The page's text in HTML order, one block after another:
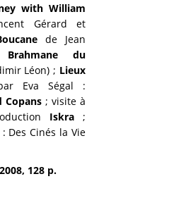
with William
Gérard et
de Jean
du
Léon) ; Lieux
Eva Ségal :
Copans ; visite à
Iskra ;
Des Cinés la Vie
128 p.